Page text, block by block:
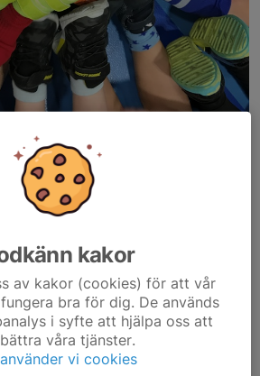
års Zinkteknik Cup öppen
kakor
av kakor (cookies) för att vår
bra för dig. De används
i syfte att hjälpa oss att
våra tjänster.
vi cookies